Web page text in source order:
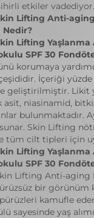
etkiler
Lifting Anti-
Nedir?
Lifting
SPF 30
korumaya
İçeriği yüzde
geliştirilmiştir. Likit
asit, niasinamid,
bulunmaktadır.
Skin Lifting
tüm cilt tipleri için
Lifting
SPF 30
Lifting Anti-aging
bir görünüm
kamufle
sayesinde yaş